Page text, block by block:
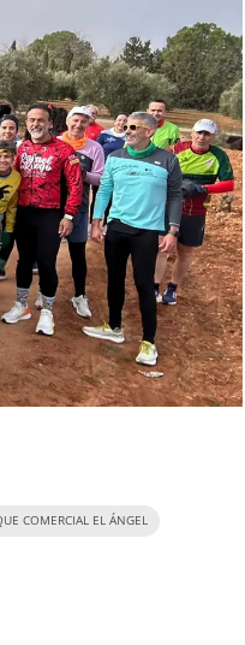
COMERCIAL EL ÁNGEL